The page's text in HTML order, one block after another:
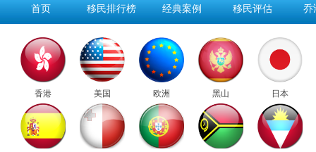
首页 移民排行榜 经典案例 移民评估 乔
香港 美国 欧洲 黑山 日本